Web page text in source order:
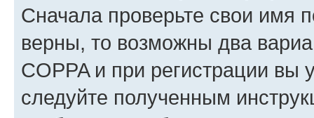
Сначала проверьте свои имя
верны, то возможны два
COPPA и при регистрации вы
следуйте полученным